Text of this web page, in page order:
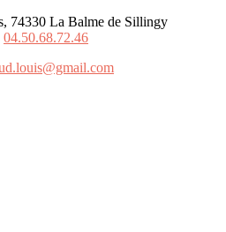
74330 La Balme de Sillingy
04.50.68.72.46